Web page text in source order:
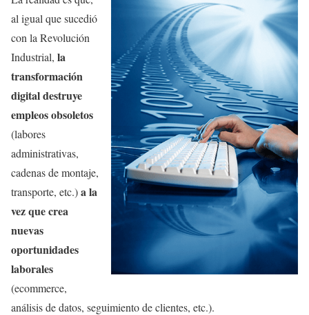
al igual que sucedió
con la Revolución
Industrial, la
transformación
digital destruye
empleos obsoletos
(labores
administrativas,
cadenas de montaje,
transporte, etc.)a la
vez que crea
nuevas
oportunidades
laborales
(ecommerce,
análisis de datos, seguimiento de clientes, etc.).